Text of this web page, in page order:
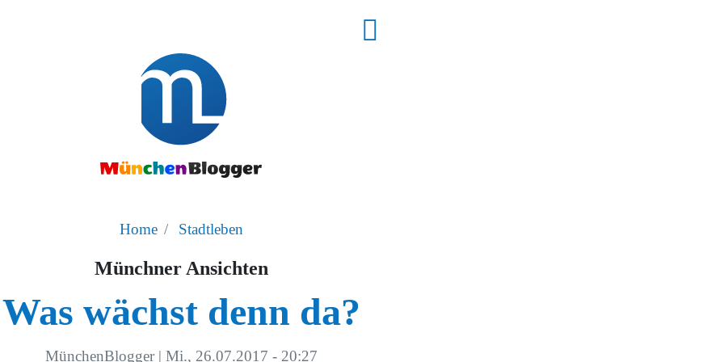
Home Stadtleben
Münchner Ansichten
Was wächst denn da?
MünchenBlogger | Mi., 26.07.2017 - 20:27